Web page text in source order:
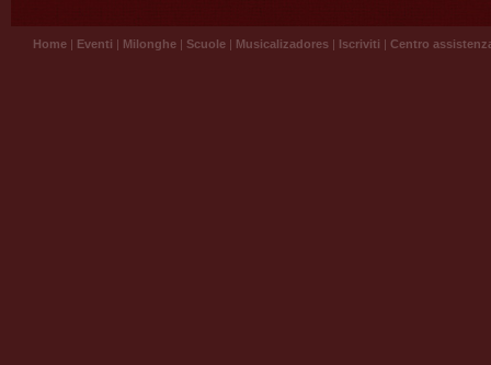
Home | Eventi | Milonghe | Scuole | Musicalizadores | Iscriviti | Centro